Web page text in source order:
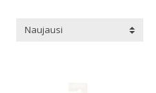
Naujausi